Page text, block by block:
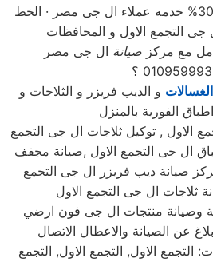
ال جى خصم 30% خدمه عملاء ال جى مصر · الخط
مع مركزصيانة ال جى مصر
؟
الغسالات و الديب فريزر و الثلاجات و
الفورية بالمنزل
الاول , توكيل ثلاجات ال جى التجمع
ال جى التجمع الاول ,صيانة مجفف
صيانة ديب فريزر ال جى التجمع
ثلاجات ال جى التجمع الاول
وصيانة منتجات ال جى فون ارضي
. للابلاغ عن الصيانة والاعطال الاتصال
. الخدمات: التجمع الاول, التجمع الاول, التجمع